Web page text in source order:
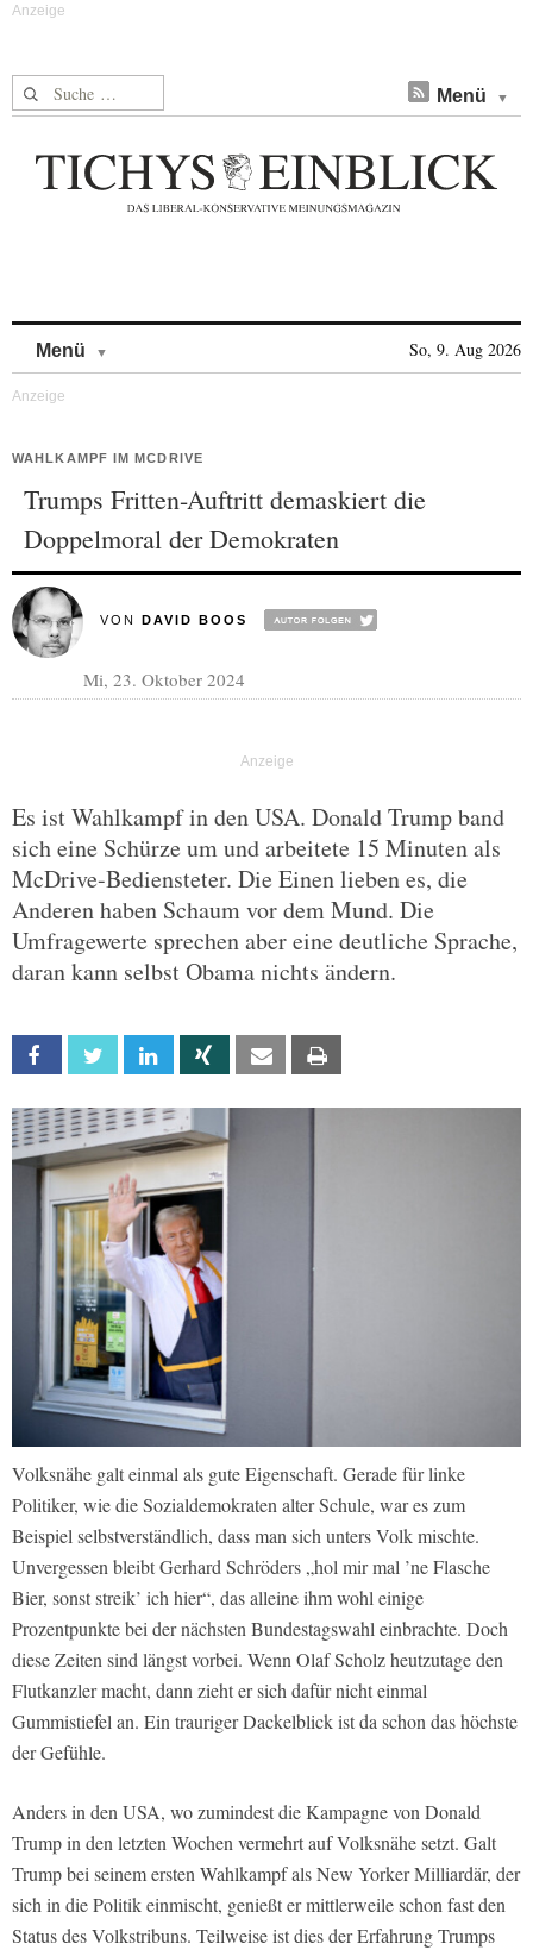
Suche nach: Menü
Menü So, 9. Aug 2026
WAHLKAMPF IM MCDRIVE
Trumps Fritten-Auftritt demaskiert die
Doppelmoral der Demokraten
VON DAVID BOOS
Mi, 23. Oktober 2024
Es ist Wahlkampf in den USA. Donald Trump band
sich eine Schürze um und arbeitete 15 Minuten als
McDrive-Bediensteter. Die Einen lieben es, die
Anderen haben Schaum vor dem Mund. Die
Umfragewerte sprechen aber eine deutliche Sprache,
daran kann selbst Obama nichts ändern.
Facebook Twitter Linkedin Xing Email
Volksnähe galt einmal als gute Eigenschaft. Gerade für linke
Politiker, wie die Sozialdemokraten alter Schule, war es zum
Beispiel selbstverständlich, dass man sich unters Volk mischte.
Unvergessen bleibt Gerhard Schröders „hol mir mal ’ne Flasche
Bier, sonst streik’ ich hier“, das alleine ihm wohl einige
Prozentpunkte bei der nächsten Bundestagswahl einbrachte. Doch
diese Zeiten sind längst vorbei. Wenn Olaf Scholz heutzutage den
Flutkanzler macht, dann zieht er sich dafür nicht einmal
Gummistiefel an. Ein trauriger Dackelblick ist da schon das höchste
der Gefühle.
Anders in den USA, wo zumindest die Kampagne von Donald
Trump in den letzten Wochen vermehrt auf Volksnähe setzt. Galt
Trump bei seinem ersten Wahlkampf als New Yorker Milliardär, der
sich in die Politik einmischt, genießt er mittlerweile schon fast den
Status des Volkstribuns. Teilweise ist dies der Erfahrung Trumps